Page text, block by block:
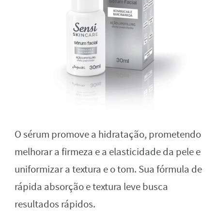
O sérum promove a hidratação, prometendo
melhorar a firmeza e a elasticidade da pele e
uniformizar a textura e o tom. Sua fórmula de
rápida absorção e textura leve busca
resultados rápidos.